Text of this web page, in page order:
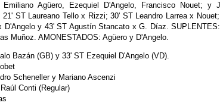
Agüero, Ezequiel D'Angelo, Francisco Nouet; y
21' ST Laureano Tello x Rizzi; 30' ST Leandro Larrea x
D'Angelo y 43' ST Agustín Stancato x G. Díaz.
Muñoz. AMONESTADOS: Agüero y D'Angelo.
Bazán (GB) y 33' ST Ezequiel D'Angelo (VD).
Scheneller y Mariano Ascenzi
Raúl Conti (Regular)